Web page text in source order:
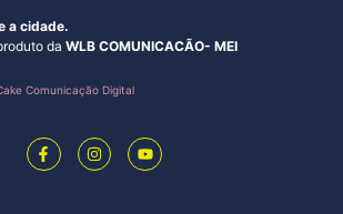
a cidade.
da WLB COMUNICACÃO- MEI
Comunicação Digital